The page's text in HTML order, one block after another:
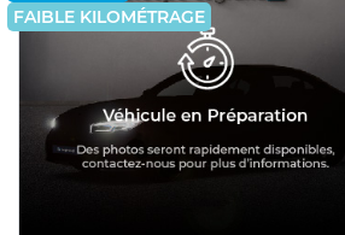
FAIBLE KILOMÉTRAGE